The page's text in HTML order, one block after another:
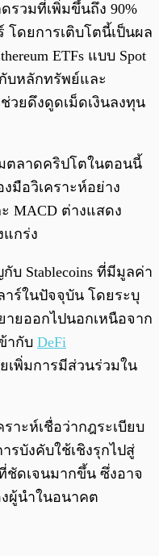
รวมที่เพิ่มขึ้นถึง 90%
โดยการเติบโตนี้เป็นผล
ETFs แบบ Spot
บหลักทรัพย์และ
วยดึงดูดเม็ดเงินลงทุน
ตลาดคริปโตในตอนนี้
มือวิเคราะห์อย่าง
ะ MACD ต่างแสดง
กร่ง
Stablecoins ที่มีมูลค่า
ร์ในปัจจุบัน โดยระบุ
ายออกไปนอกเหนือจาก
ากับ DeFi
ยเพิ่มการมีส่วนร่วมใน
าะห์เชื่อว่ากฎระเบียบ
รบังคับใช้เชิงรุกไปสู่
ชัดเจนมากขึ้น ซึ่งอาจ
ผู้นำในอนาคต